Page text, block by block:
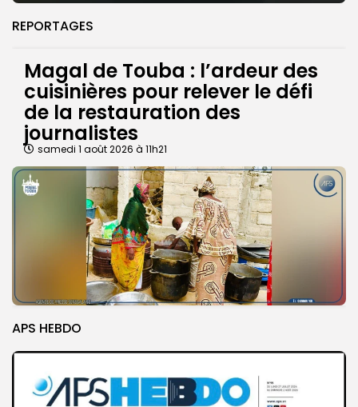
REPORTAGES
Magal de Touba : l’ardeur des
cuisinières pour relever le défi
de la restauration des
journalistes
samedi 1 août 2026 à 11h21
APS HEBDO